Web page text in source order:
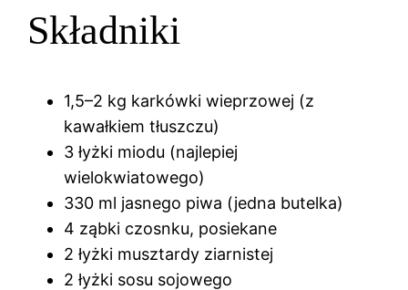
Składniki
1,5–2 kg karkówki wieprzowej (z
kawałkiem tłuszczu)
3 łyżki miodu (najlepiej
wielokwiatowego)
330 ml jasnego piwa (jedna butelka)
4 ząbki czosnku, posiekane
2 łyżki musztardy ziarnistej
2 łyżki sosu sojowego